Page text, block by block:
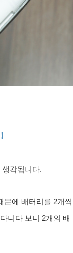
각됩니다.
문에 배터리를 2개씩
니다 보니 2개의 배